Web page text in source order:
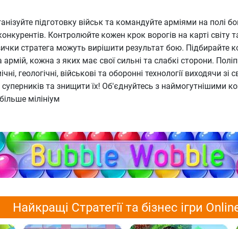
підготовку військ та командуйте арміями на
Контролюйте кожен крок ворогів на карті світу та
стратега можуть вирішити результат бою. Підбирайте
армій, кожна з яких має свої сильні та слабкі сторони.
геологічні, військові та оборонні технології виходячи зі
та знищити їх! Об'єднуйтесь з наймогутнішими
мілініум
Найкращі Стратегії та бізнес ігри